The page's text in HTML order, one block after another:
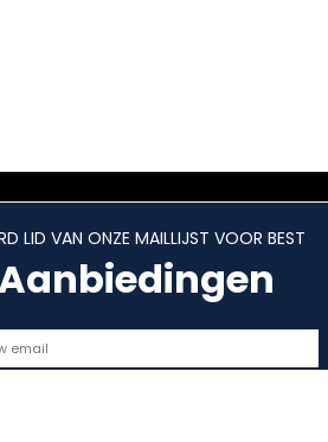
LID VAN ONZE MAILLIJST VOOR BEST